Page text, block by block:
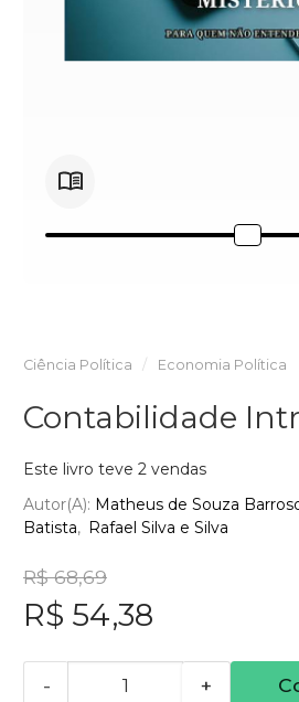
Ciência Política Economia Política
Contabilidade
Este livro teve 2 vendas
Autor(a): Matheus de Souza
Batista
Rafael Silva e Silva
R$ 68,69
R$ 54,38
- +